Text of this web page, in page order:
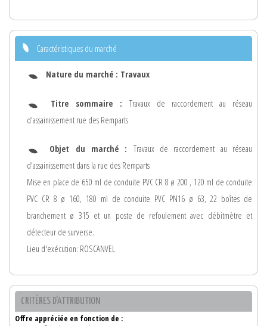
Caractéristiques du marché
Nature du marché : Travaux
Titre sommaire : Travaux de raccordement au réseau
d'assainissement rue des Remparts
Objet du marché : Travaux de raccordement au réseau
d'assainissement dans la rue des Remparts
Mise en place de 650 ml de conduite PVC CR 8 ø 200 , 120 ml de conduite
PVC CR 8 ø 160, 180 ml de conduite PVC PN16 ø 63, 22 boîtes de
branchement ø 315 et un poste de refoulement avec débitmètre et
détecteur de surverse.
Lieu d'exécution: ROSCANVEL
CRITÈRES D'ATTRIBUTION
Offre appréciée en fonction de :